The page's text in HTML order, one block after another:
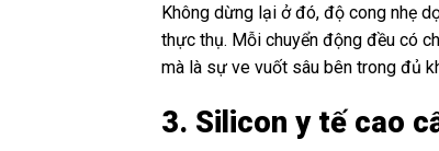
Không dừng lại ở đó, độ cong nhẹ
thực thụ. Mỗi chuyển động đều có
mà là sự ve vuốt sâu bên trong đủ
3. Silicon y tế cao